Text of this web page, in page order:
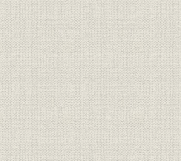
第6節 資金需要の急増と業績
第3章 霞が関ビルの建設と開発事業の
第1節 都市化の進展と不動産業界
第2節 超高層ビルへの挑戦と開発
第3節 霞が関ビルの建設